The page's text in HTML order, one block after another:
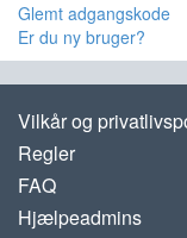
Glemt adgangskode
Er du ny bruger?
Vilkår og
Regler
FAQ
Hjælpeadmins